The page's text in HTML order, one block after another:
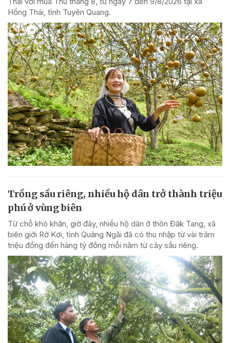
Hồng Thái, tỉnh Tuyên Quang.
Trồng sầu riêng, nhiều hộ dân trở thành triệu
phú ở vùng biên
Từ chỗ khó khăn, giờ đây, nhiều hộ dân ở thôn Đăk Tang, xã
biên giới Rờ Kơi, tỉnh Quảng Ngãi đã có thu nhập từ vài trăm
triệu đồng đến hàng tỷ đồng mỗi năm từ cây sầu riêng.